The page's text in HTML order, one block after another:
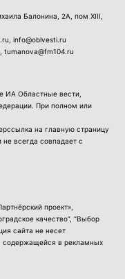
Балонина, 2А, пом XIII,
info@oblvesti.ru
, tumanova@fm104.ru
ИА Областные вести,
При полном или
на главную страницу
всегда совпадает с
проект»,
качество”, “Выбор
сайта не несет
содержащейся в рекламных